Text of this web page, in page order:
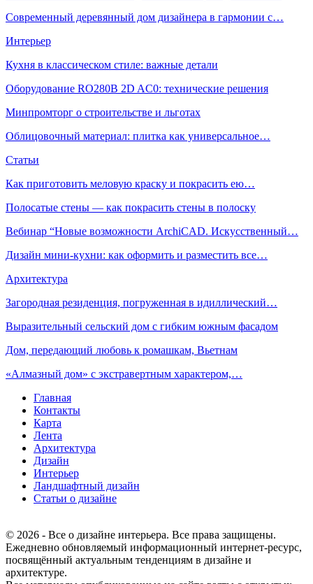
Современный деревянный дом дизайнера в гармонии с…
Интерьер
Кухня в классическом стиле: важные детали
Оборудование RO280B 2D AC0: технические решения
Минпромторг о строительстве и льготах
Облицовочный материал: плитка как универсальное…
Статьи
Как приготовить меловую краску и покрасить ею…
Полосатые стены — как покрасить стены в полоску
Вебинар “Новые возможности ArchiCAD. Искусственный…
Дизайн мини-кухни: как оформить и разместить все…
Архитектура
Загородная резиденция, погруженная в идиллический…
Выразительный сельский дом с гибким южным фасадом
Дом, передающий любовь к ромашкам, Вьетнам
«Алмазный дом» с экстравертным характером,…
Главная
Контакты
Карта
Лента
Архитектура
Дизайн
Интерьер
Ландшафтный дизайн
Статьи о дизайне
© 2026 - Все о дизайне интерьера. Все права защищены.
Ежедневно обновляемый информационный интернет-ресурс,
посвящённый актуальным тенденциям в дизайне и
архитектуре.